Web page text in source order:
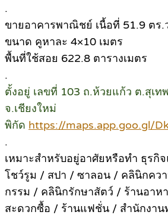
.
ขายอาคารพาณิชย์ เนื้อที่ 51.9 ตร.
ขนาด คูหาละ 4×10 เมตร
พื้นที่ใช้สอย 622.8 ตารางเมตร
.
ตั้งอยู่ เลขที่ 103 ถ.ห้วยแก้ว ต.สุเท
จ.เชียงใหม่
พิกัด https://maps.app.goo.gl/
.
เหมาะสำหรับอยู่อาศัยหรือทำ ธุรกิ
โชว์รูม / สปา / ซาลอน / คลินิกคว
กรรม / คลินิกรักษาสัตว์ / ร้านอาห
สะดวกซื้อ / ร้านแฟชั่น / สำนักงา